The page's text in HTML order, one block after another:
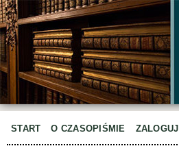
START O CZASOPIŚMIE ZALOGUJ